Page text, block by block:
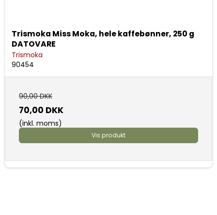
Trismoka Miss Moka, hele kaffebønner, 250 g
DATOVARE
Trismoka
90454
90,00 DKK
70,00 DKK
(inkl. moms)
Vis produkt